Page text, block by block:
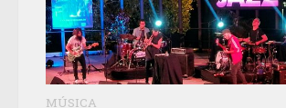
MÚSICA